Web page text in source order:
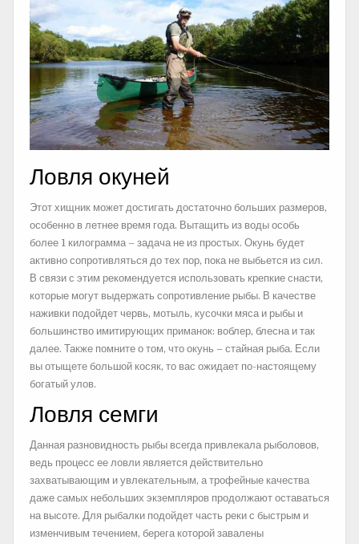
Ловля окуней
Этот хищник может достигать достаточно больших размеров,
особенно в летнее время года. Вытащить из воды особь
более 1 килограмма – задача не из простых. Окунь будет
активно сопротивляться до тех пор, пока не выбьется из сил.
В связи с этим рекомендуется использовать крепкие снасти,
которые могут выдержать сопротивление рыбы. В качестве
наживки подойдет червь, мотыль, кусочки мяса и рыбы и
большинство имитирующих приманок: воблер, блесна и так
далее. Также помните о том, что окунь – стайная рыба. Если
вы отыщете большой косяк, то вас ожидает по-настоящему
богатый улов.
Ловля семги
Данная разновидность рыбы всегда привлекала рыболовов,
ведь процесс ее ловли является действительно
захватывающим и увлекательным, а трофейные качества
даже самых небольших экземпляров продолжают оставаться
на высоте. Для рыбалки подойдет часть реки с быстрым и
изменчивым течением, берега которой завалены